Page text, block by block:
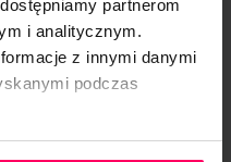
partnerom
i analitycznym.
z innymi danymi
podczas
witryny.
takich zmian jak
do sklepu,
dotychczasowej